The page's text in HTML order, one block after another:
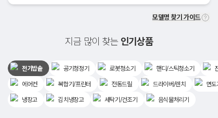
모델명 찾기 가이드
지금 많이 찾는 인기상품
전기밥솥 공기청정기 로봇청소기 핸디/스틱청소기
에어컨 복합기/프린터 전동드릴 드라이버/렌치 면도
냉장고 김치냉장고 세탁기/건조기 음식물처리기